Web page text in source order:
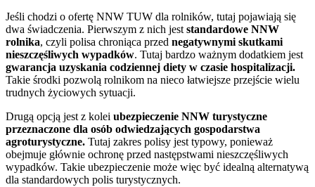
Jeśli chodzi o ofertę NNW TUW dla rolników, tutaj pojawiają się
dwa świadczenia. Pierwszym z nich jest standardowe NNW
rolnika, czyli polisa chroniąca przed negatywnymi skutkami
nieszczęśliwych wypadków. Tutaj bardzo ważnym dodatkiem jest
gwarancja uzyskania codziennej diety w czasie hospitalizacji.
Takie środki pozwolą rolnikom na nieco łatwiejsze przejście wielu
trudnych życiowych sytuacji.
Drugą opcją jest z kolei ubezpieczenie NNW turystyczne
przeznaczone dla osób odwiedzających gospodarstwa
agroturystyczne. Tutaj zakres polisy jest typowy, ponieważ
obejmuje głównie ochronę przed następstwami nieszczęśliwych
wypadków. Takie ubezpieczenie może więc być idealną alternatywą
dla standardowych polis turystycznych.